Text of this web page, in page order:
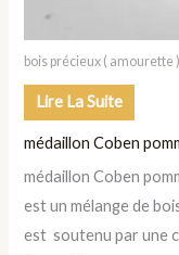
bois précieux ( amourette )
Lire La Suite
médaillon Coben
médaillon Coben
est un mélange de
est soutenu par une